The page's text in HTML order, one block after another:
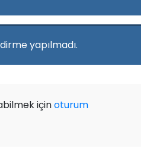
yapılmadı.
içinoturum